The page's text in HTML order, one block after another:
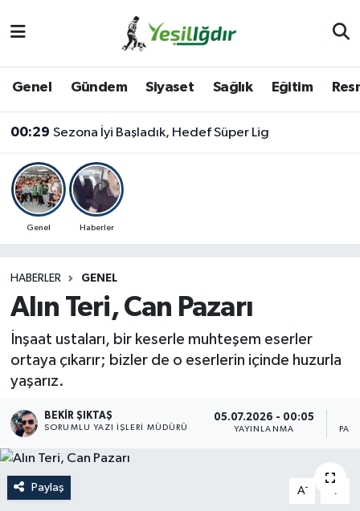
Genel Gündem Siyaset Sağlık Eğitim
00:29 Sezona İyi Başladık, Hedef Süper Lig
Genel Haberler
HABERLER GENEL
Alın Teri, Can Pazarı
İnşaat ustaları, bir keserle muhteşem eserler
ortaya çıkarır; bizler de o eserlerin içinde huzurla
yaşarız.
BEKIR ŞIKTAŞ
SORUMLU YAZI İŞLERI MÜDÜRÜ
05.07.2026 - 00:05
YAYINLANMA
Paylaş A- A
İğdir Namaz Vakitleri
Iğdır Trafik Yoğunluk Haritası
Süper Lig Puan Durumu ve Fikstür
Son Dakika Haberleri
Haber Arşivi